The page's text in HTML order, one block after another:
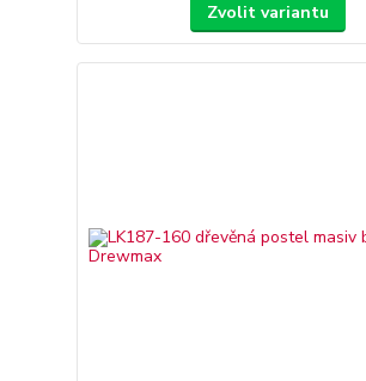
Zvolit variantu